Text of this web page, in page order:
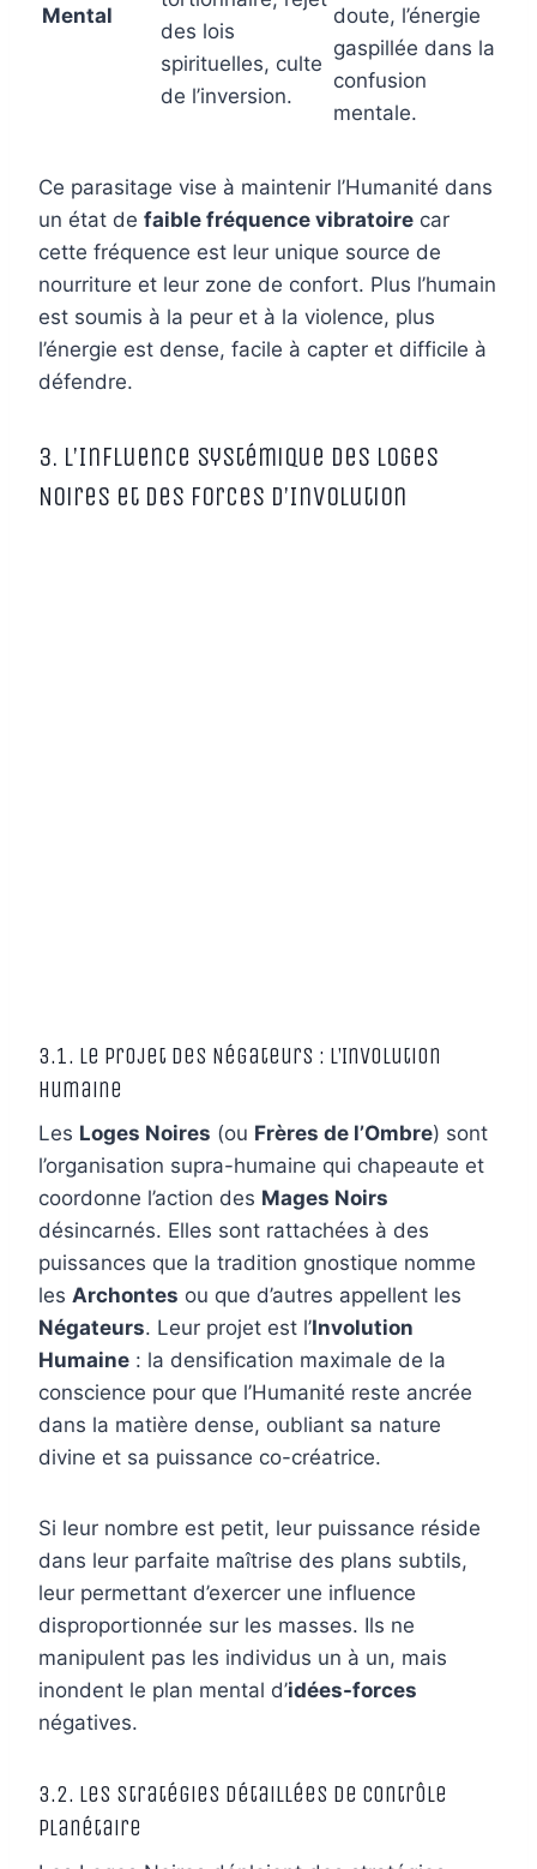
Mental
des lois
spirituelles, culte
de l’inversion.
doute, l’énergie
gaspillée dans la
confusion
mentale.
Ce parasitage vise à maintenir l’Humanité dans
un état de faible fréquence vibratoire car
cette fréquence est leur unique source de
nourriture et leur zone de confort. Plus l’humain
est soumis à la peur et à la violence, plus
l’énergie est dense, facile à capter et difficile à
défendre.
3. L’Influence Systémique des Loges
Noires et des Forces d’Involution
3.1. Le Projet des Négateurs : L’Involution
Humaine
Les Loges Noires (ou Frères de l’Ombre) sont
l’organisation supra-humaine qui chapeaute et
coordonne l’action des Mages Noirs
désincarnés. Elles sont rattachées à des
puissances que la tradition gnostique nomme
les Archontes ou que d’autres appellent les
Négateurs. Leur projet est l’Involution
Humaine : la densification maximale de la
conscience pour que l’Humanité reste ancrée
dans la matière dense, oubliant sa nature
divine et sa puissance co-créatrice.
Si leur nombre est petit, leur puissance réside
dans leur parfaite maîtrise des plans subtils,
leur permettant d’exercer une influence
disproportionnée sur les masses. Ils ne
manipulent pas les individus un à un, mais
inondent le plan mental d’idées-forces
négatives.
3.2. Les Stratégies Détaillées de Contrôle
Planétaire